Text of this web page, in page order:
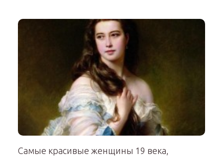
Самые красивые женщины 19 века,